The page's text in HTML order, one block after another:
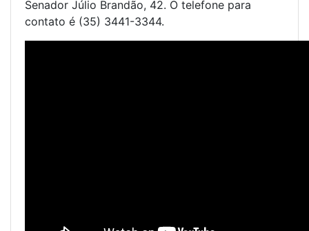
Senador Júlio Brandão, 42. O telefone para
contato é (35) 3441-3344.